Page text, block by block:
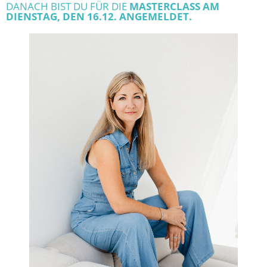
DANACH BIST DU FÜR DIE MASTERCLASS AM
DIENSTAG, DEN 16.12. ANGEMELDET.